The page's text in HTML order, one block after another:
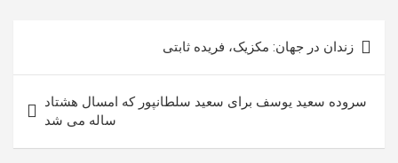
نوشته
زندان در جهان: مکزیک، فریده ثابتی
سروده سعید یوسف برای سعید سلطانپور که امسال هشتاد
ساله می شد